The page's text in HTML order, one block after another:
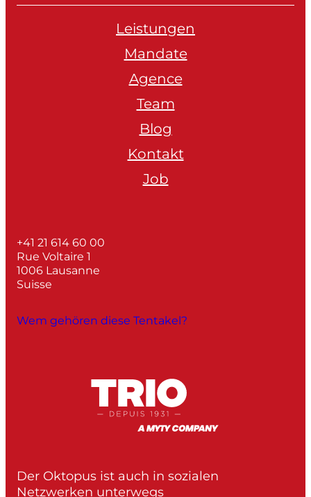
Leistungen
Mandate
Agence
Team
Blog
Kontakt
Job
+41 21 614 60 00
Rue Voltaire 1
1006 Lausanne
Suisse
Wem gehören diese Tentakel?
Der Oktopus ist auch in sozialen
Netzwerken unterwegs